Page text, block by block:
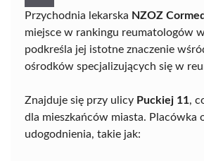
Przychodnia lekarska NZOZ Cormed
miejsce w rankingu reumatologów
podkreśla jej istotne znaczenie
ośrodków specjalizujących się w
Znajduje się przy ulicy Puckiej 11,
dla mieszkańców miasta. Placówka
udogodnienia, takie jak: